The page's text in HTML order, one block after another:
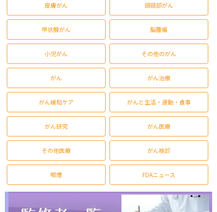
皮膚がん 頭頸部がん
甲状腺がん 脳腫瘍
小児がん その他のがん
がん がん治療
がん緩和ケア がんと生活・運動・食事
がん研究 がん医療
その他医療 がん検診
喫煙 FDAニュース